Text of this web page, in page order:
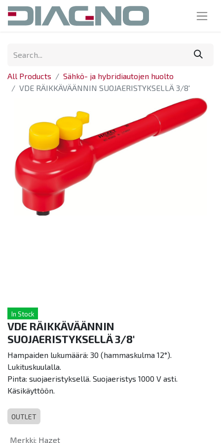
All Products
Sähkö- ja hybridiautojen huolto
VDE RÄIKKÄVÄÄNNIN SUOJAERISTYKSELLÄ 3/8'
In Stock
VDE RÄIKKÄVÄÄNNIN
SUOJAERISTYKSELLÄ 3/8'
Hampaiden lukumäärä: 30 (hammaskulma 12°).
Lukituskuulalla.
Pinta: suojaeristyksellä. Suojaeristys 1000 V asti.
Käsikäyttöön.
OUTLET
Merkki: Hazet